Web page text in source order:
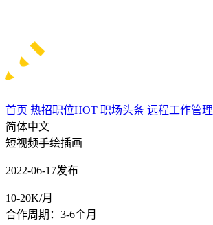
首页 热招职位HOT 职场头条 远程工作管理
简体中文
短视频手绘插画
2022-06-17发布
10-20K/月
合作周期：3-6个月